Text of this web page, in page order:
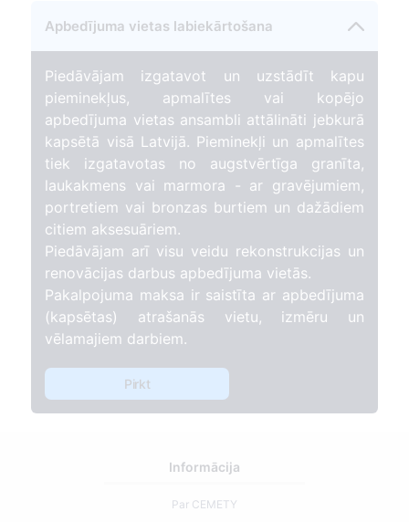
Apbedījuma vietas labiekārtošana
Piedāvājam izgatavot un uzstādīt kapu
pieminekļus, apmalītes vai kopējo
apbedījuma vietas ansambli attālināti jebkurā
kapsētā visā Latvijā. Pieminekļi un apmalītes
tiek izgatavotas no augstvērtīga granīta,
laukakmens vai marmora - ar gravējumiem,
portretiem vai bronzas burtiem un dažādiem
citiem aksesuāriem.
Piedāvājam arī visu veidu rekonstrukcijas un
renovācijas darbus apbedījuma vietās.
Pakalpojuma maksa ir saistīta ar apbedījuma
(kapsētas) atrašanās vietu, izmēru un
vēlamajiem darbiem.
Pirkt
Informācija
Par CEMETY